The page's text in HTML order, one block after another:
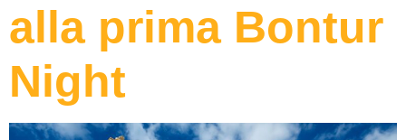
alla prima Bontur
Night